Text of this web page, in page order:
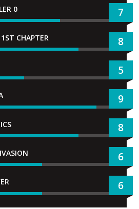
0 7
CHAPTER 8
5
9
8
6
6